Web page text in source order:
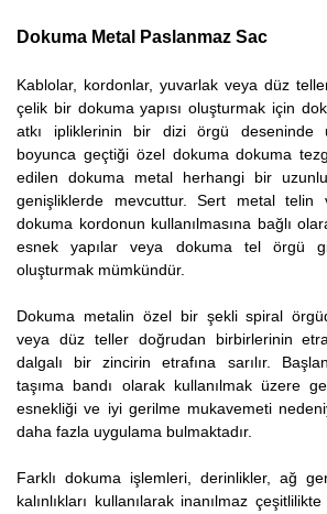
Dokuma Metal Paslanmaz Sac
Kablolar, kordonlar, yuvarlak veya düz
çelik bir dokuma yapısı oluşturmak için
atkı ipliklerinin bir dizi örgü deseninde
boyunca geçtiği özel dokuma dokuma
edilen dokuma metal herhangi bir
genişliklerde mevcuttur. Sert metal telin
dokuma kordonun kullanılmasına bağlı
esnek yapılar veya dokuma tel örgü
oluşturmak mümkündür.
Dokuma metalin özel bir şekli spiral
veya düz teller doğrudan birbirlerinin
dalgalı bir zincirin etrafına sarılır.
taşıma bandı olarak kullanılmak üzere
esnekliği ve iyi gerilme mukavemeti
daha fazla uygulama bulmaktadır.
Farklı dokuma işlemleri, derinlikler, ağ
kalınlıkları kullanılarak inanılmaz